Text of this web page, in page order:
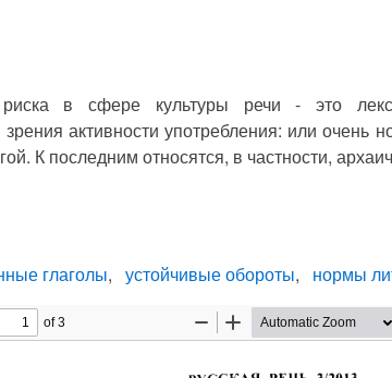
в сфере культуры речи - это
активности употребления: или очень
К последним относятся, в частности,
глаголы устойчивые обороты нормы